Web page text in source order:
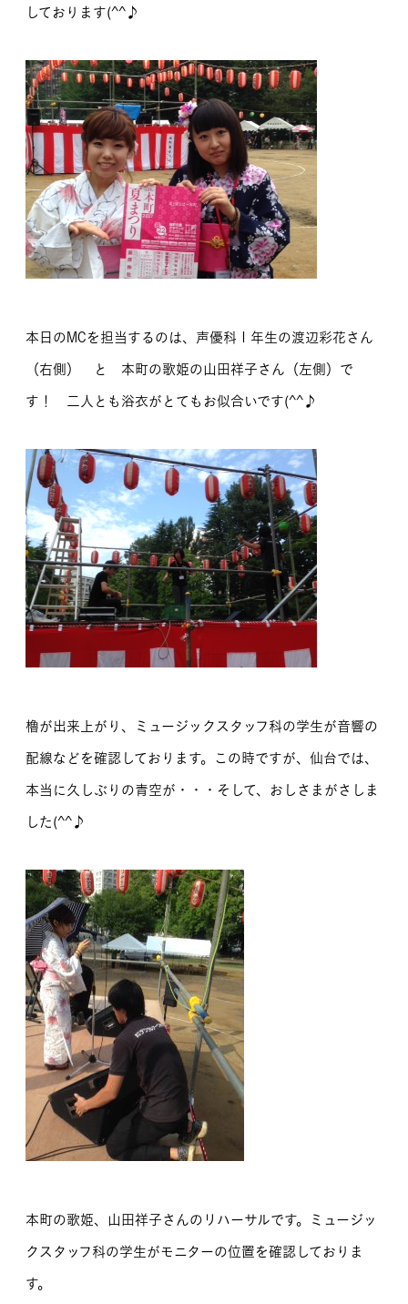
しております(^^♪
本日のMCを担当するのは、声優科１年生の渡辺彩花さん
（右側） と 本町の歌姫の山田祥子さん（左側）で
す！ 二人とも浴衣がとてもお似合いです(^^♪
櫓が出来上がり、ミュージックスタッフ科の学生が音響の
配線などを確認しております。この時ですが、仙台では、
本当に久しぶりの青空が・・・そして、おしさまがさしま
した(^^♪
本町の歌姫、山田祥子さんのリハーサルです。ミュージッ
クスタッフ科の学生がモニターの位置を確認しておりま
す。